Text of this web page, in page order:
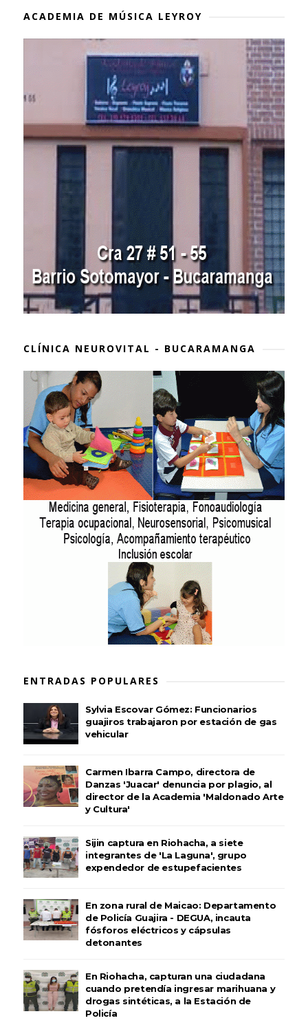
ACADEMIA DE MÚSICA LEYROY
CLÍNICA NEUROVITAL - BUCARAMANGA
ENTRADAS POPULARES
Sylvia Escovar Gómez: Funcionarios
guajiros trabajaron por estación de gas
vehicular
Carmen Ibarra Campo, directora de
Danzas 'Juacar' denuncia por plagio, al
director de la Academia 'Maldonado Arte
y Cultura'
Sijin captura en Riohacha, a siete
integrantes de 'La Laguna', grupo
expendedor de estupefacientes
En zona rural de Maicao: Departamento
de Policía Guajira - DEGUA, incauta
fósforos eléctricos y cápsulas
detonantes
En Riohacha, capturan una ciudadana
cuando pretendía ingresar marihuana y
drogas sintéticas, a la Estación de
Policía